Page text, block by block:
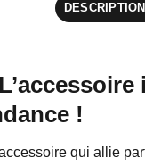
!
qui allie